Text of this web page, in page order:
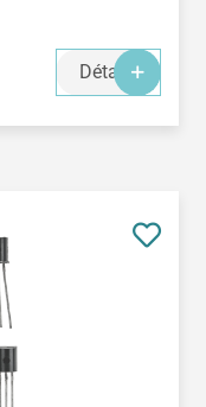
Détails